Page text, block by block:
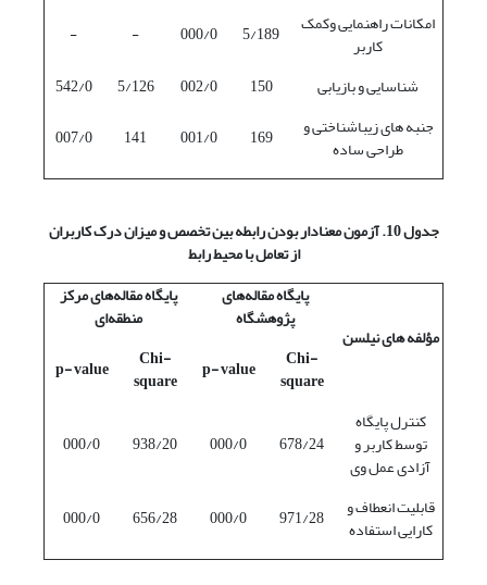
امکانات راهنمایی وکمک
کاربر 5/189
000/0
-
-
شناسایی و بازیابی
150
002/0
5/126
542/0
جنبه های زیباشناختی و
طراحی ساده 169
001/0
141
007/0
جدول 10. آزمون معنادار بودن رابطه بین تخصص و میزان درک کاربران
از تعامل با محیط رابط
مؤلفه های نیلسن
پایگاه مقاله‌های
پژوهشگاه
پایگاه مقاله‌های مرکز
منطقه‌ای
Chi-
square
p- value
Chi-
square
p- value
کنترل پایگاه
توسط کاربر و
آزادی عمل وی
678/24
000/0
938/20
000/0
قابلیت انعطاف و
کارایی استفاده 971/28
000/0
656/28
000/0